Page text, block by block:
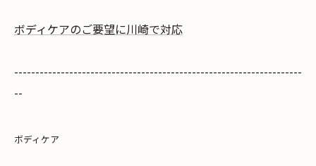
ボディケアのご要望に川崎で対応
--------------------------------------------------------------------
--
ボディケア